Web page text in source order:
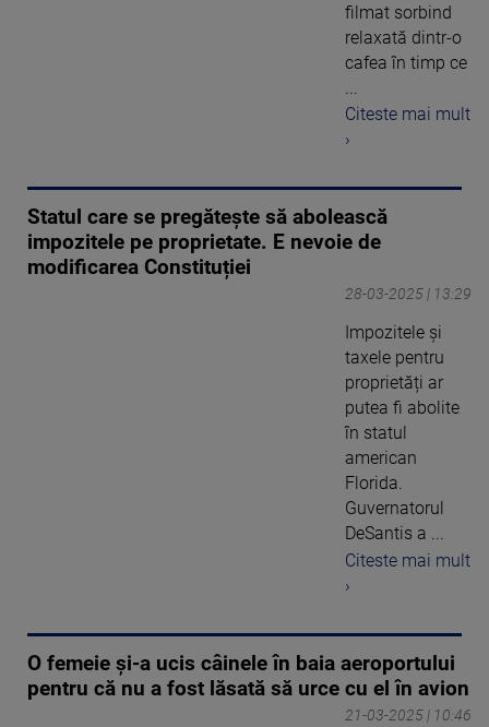
filmat sorbind
relaxată dintr-o
cafea în timp ce
Citeste mai mult
›
Statul care se pregătește să abolească
impozitele pe proprietate. E nevoie de
modificarea Constituției
28-03-2025 | 13:29
Impozitele și
taxele pentru
proprietăți ar
putea fi abolite
în statul
american
Florida.
Guvernatorul
DeSantis a ...
Citeste mai mult
›
O femeie și-a ucis câinele în baia aeroportului
pentru că nu a fost lăsată să urce cu el în avion
21-03-2025 | 10:46